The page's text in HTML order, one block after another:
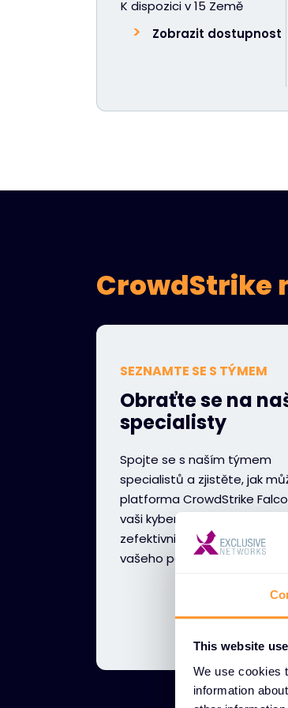
This website
We use cookies
information
K dispozici v 15 Země
Zobrazit dostupnost
CrowdStrike
SEZNAMTE SE S TÝMEM
Obraťte se na
specialisty
Spojte se s naším týmem
specialistů a zjistěte, jak
platforma CrowdStrike
vaši kybernetickou obranu,
zefektivnit provoz a urychlit
vašeho podnikání.